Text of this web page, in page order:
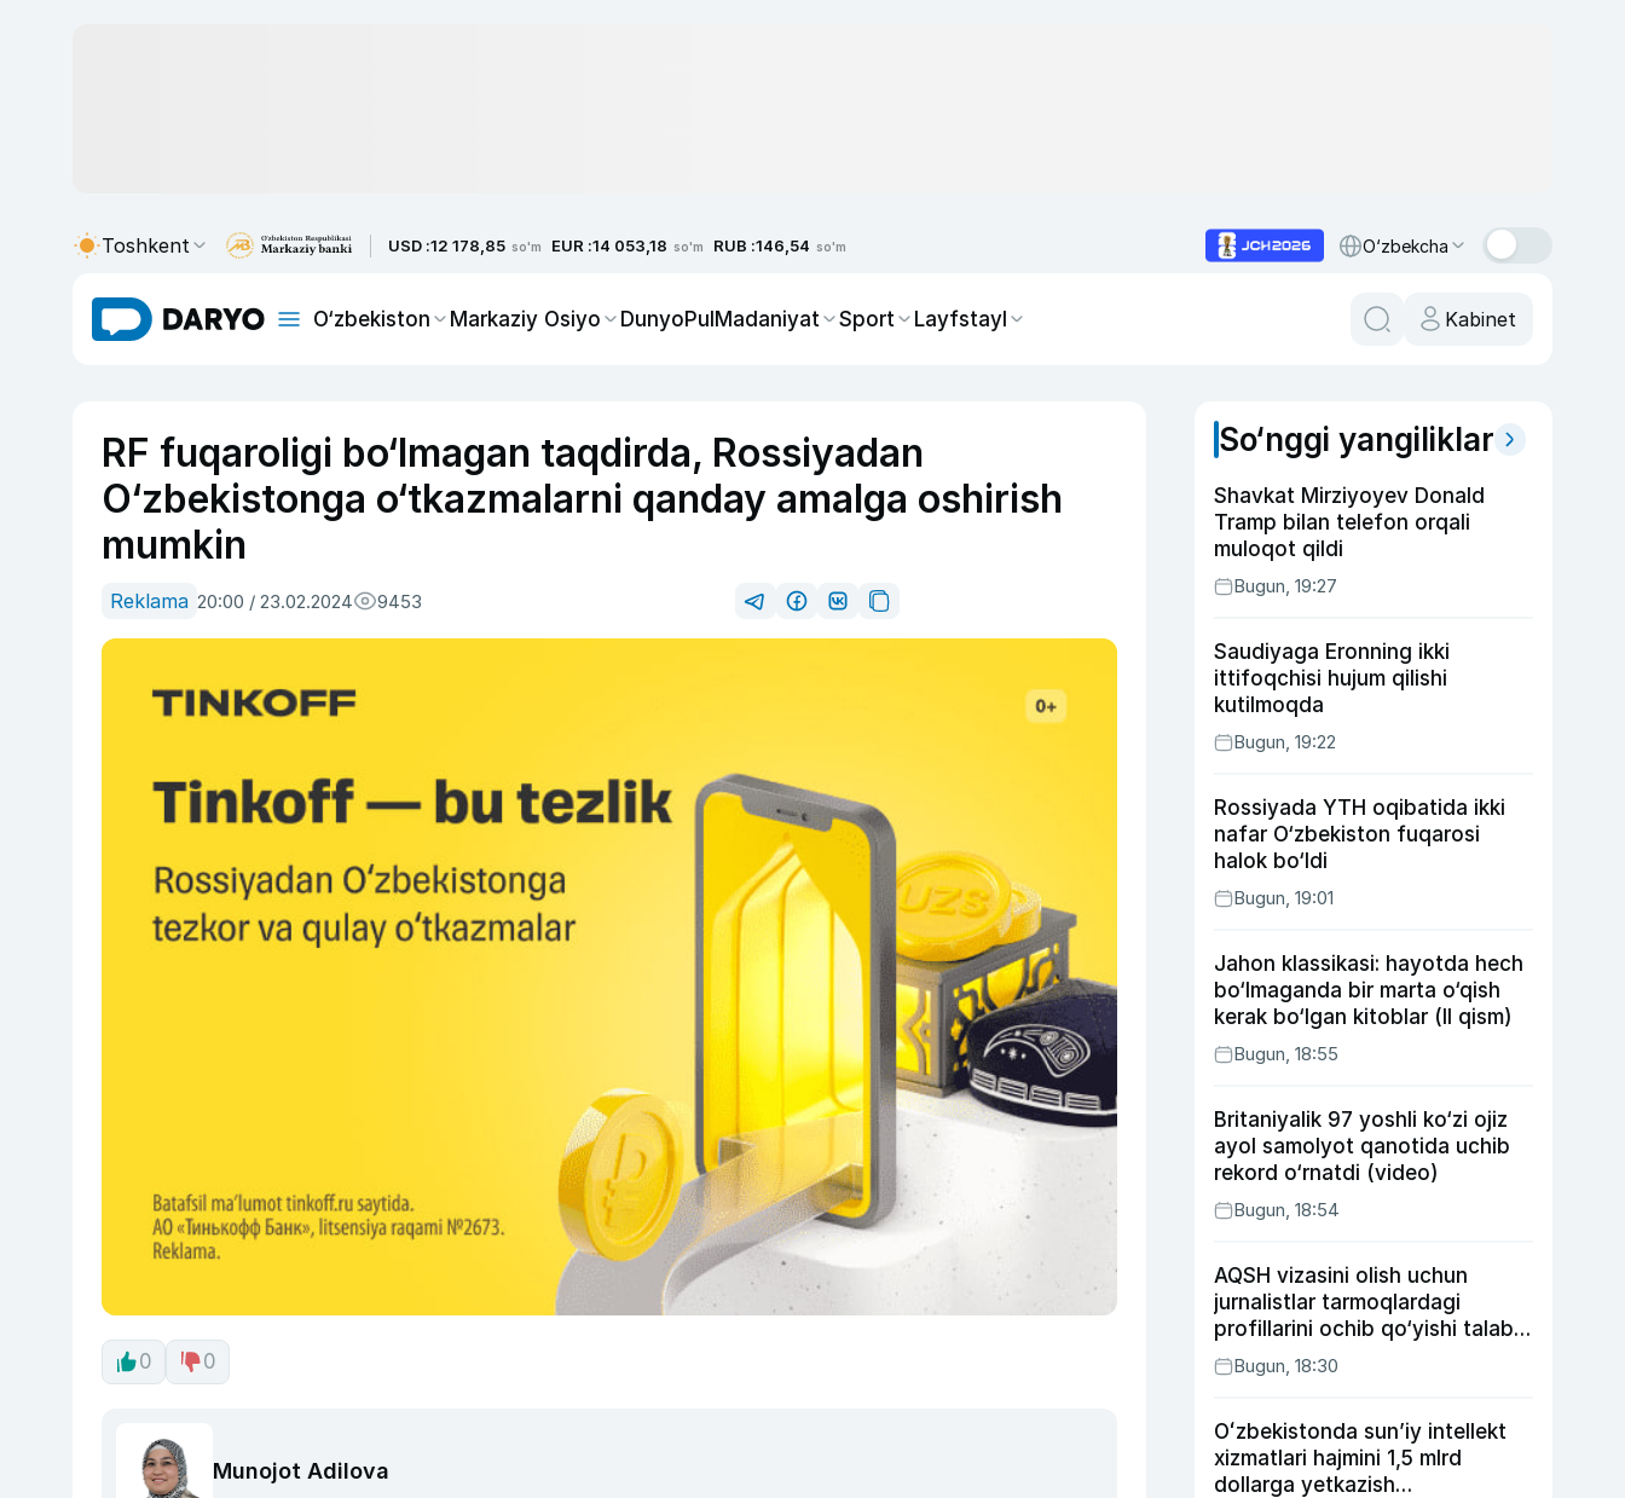
Toshkent USD :12 178,85 so'm EUR :14 053,18 so'm RUB :146,54 so'm O‘zbekcha
O‘zbekiston Markaziy Osiyo DunyoPulMadaniyat Sport Layfstayl Kabinet
RF fuqaroligi bo‘lmagan taqdirda, Rossiyadan
O‘zbekistonga o‘tkazmalarni qanday amalga oshirish
mumkin
Reklama 20:00 / 23.02.2024 9453
0 0
Munojot Adilova
So‘nggi yangiliklar
Shavkat Mirziyoyev Donald
Tramp bilan telefon orqali
muloqot qildi
Bugun, 19:27
Saudiyaga Eronning ikki
ittifoqchisi hujum qilishi
kutilmoqda
Bugun, 19:22
Rossiyada YTH oqibatida ikki
nafar O‘zbekiston fuqarosi
halok bo‘ldi
Bugun, 19:01
Jahon klassikasi: hayotda hech
bo‘lmaganda bir marta o‘qish
kerak bo‘lgan kitoblar (II qism)
Bugun, 18:55
Britaniyalik 97 yoshli ko‘zi ojiz
ayol samolyot qanotida uchib
rekord o‘rnatdi (video)
Bugun, 18:54
AQSH vizasini olish uchun
jurnalistlar tarmoqlardagi
profillarini ochib qo‘yishi talab
etilishi mumkin
Bugun, 18:30
Oʻzbekistonda sunʼiy intellekt
xizmatlari hajmini 1,5 mlrd
dollarga yetkazish